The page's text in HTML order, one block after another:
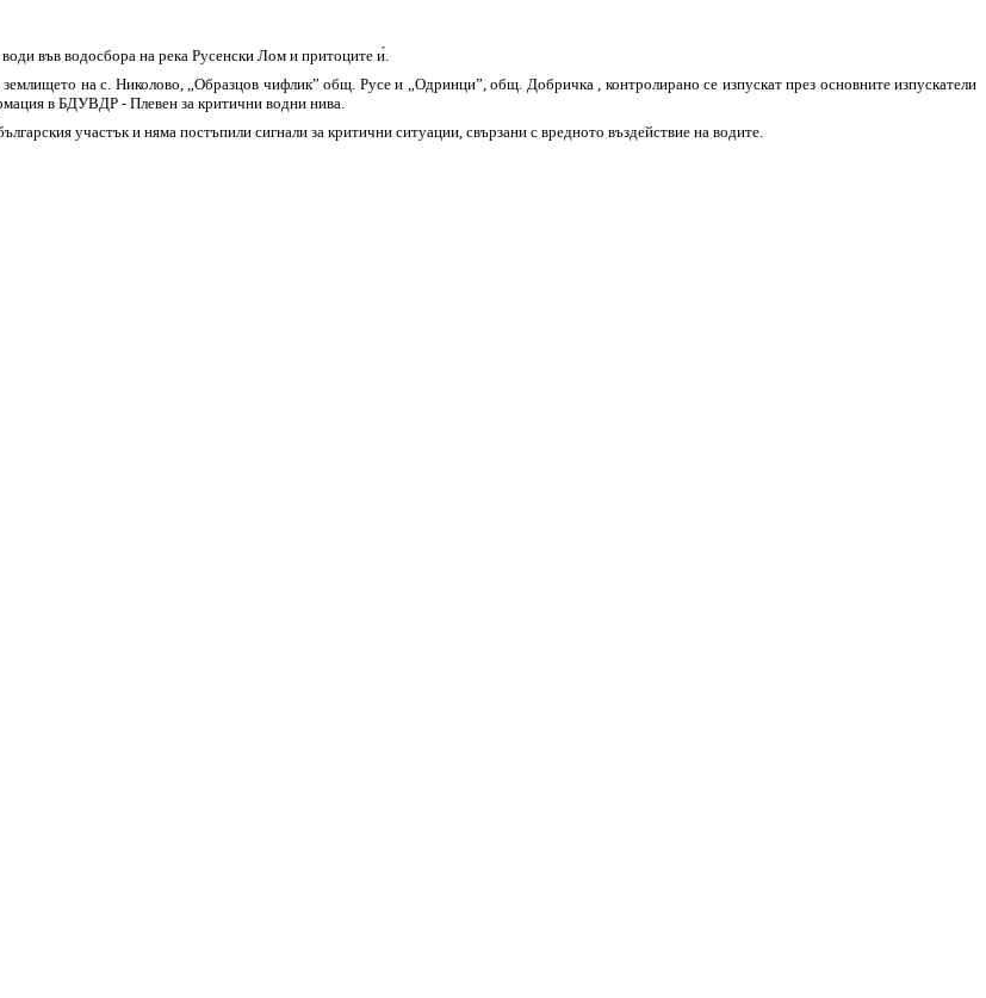
във водосбора на река Русенски Лом и притоците и́.
на с. Николово, „Образцов чифлик” общ. Русе и „Одринци”, общ. Добричка , контролирано се изпускат през основните изпускатели
в БДУВДР - Плевен за критични водни нива.
участък и няма постъпили сигнали за критични ситуации, свързани с вредното въздействие на водите.